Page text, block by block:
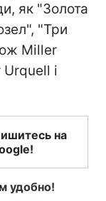
як "Золота
"Три
Miller
і
на
удобно!